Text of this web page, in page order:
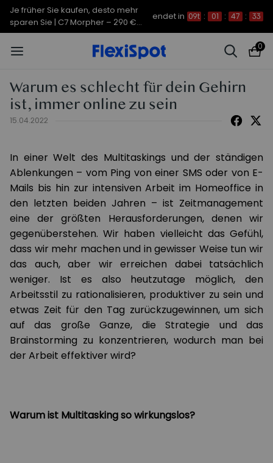
Je früher Sie kaufen, desto mehr
sparen Sie | C7 Morpher – 290 €
Rabatt
endet in 09t : 01 : 47 : 33
0
Warum es schlecht für dein Gehirn
ist, immer online zu sein
15.04.2022
In einer Welt des Multitaskings und der ständigen
Ablenkungen – vom Ping von einer SMS oder von E-
Mails bis hin zur intensiven Arbeit im Homeoffice in
den letzten beiden Jahren – ist Zeitmanagement
eine der größten Herausforderungen, denen wir
gegenüberstehen. Wir haben vielleicht das Gefühl,
dass wir mehr machen und in gewisser Weise tun wir
das auch, aber wir erreichen dabei tatsächlich
weniger. Ist es also heutzutage möglich, den
Arbeitsstil zu rationalisieren, produktiver zu sein und
etwas Zeit für den Tag zurückzugewinnen, um sich
auf das große Ganze, die Strategie und das
Brainstorming zu konzentrieren, wodurch man bei
der Arbeit effektiver wird?
Warum ist Multitasking so wirkungslos?